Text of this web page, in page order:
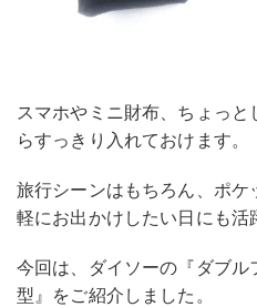
スマホやミニ財布、ちょっ
らすっきり入れておけます。
旅行シーンはもちろん、ポ
軽にお出かけしたい日にも活
今回は、ダイソーの『ダブ
型』をご紹介しました。